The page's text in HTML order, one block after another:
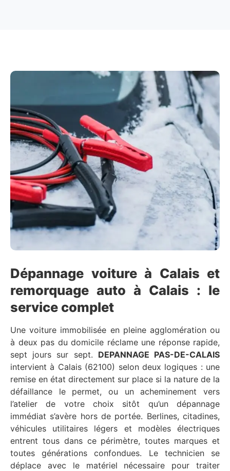
Dépannage voiture à Calais et
remorquage auto à Calais : le
service complet
Une voiture immobilisée en pleine agglomération ou
à deux pas du domicile réclame une réponse rapide,
sept jours sur sept. DEPANNAGE PAS-DE-CALAIS
intervient à Calais (62100) selon deux logiques : une
remise en état directement sur place si la nature de la
défaillance le permet, ou un acheminement vers
l’atelier de votre choix sitôt qu’un dépannage
immédiat s’avère hors de portée. Berlines, citadines,
véhicules utilitaires légers et modèles électriques
entrent tous dans ce périmètre, toutes marques et
toutes générations confondues. Le technicien se
déplace avec le matériel nécessaire pour traiter